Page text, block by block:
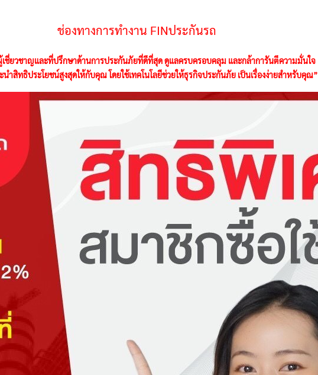
ช่องทางการทำงาน FINประกันรถ
เชี่ยวชาญและที่ปรึกษาด้านการประกันภัยที่ดีที่สุด ดูแลครบครอบคลุม และกล้าการันตีความมั่นใจ
ำสิทธิประโยชน์สูงสุดให้กับคุณ โดยใช้เทคโนโลยีช่วยให้ธุรกิจประกันภัย เป็นเรื่องง่ายสำหรับคุณ”